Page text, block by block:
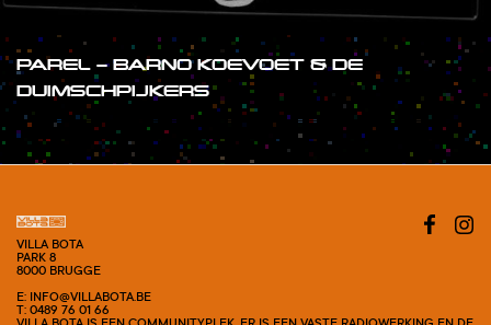
PAREL – BARNO KOEVOET & DE
DUIMSCHPIJKERS
#SHOW
VILLA BOTA
PARK 8
8000 BRUGGE
E: INFO@VILLABOTA.BE
T: 0489 76 01 66